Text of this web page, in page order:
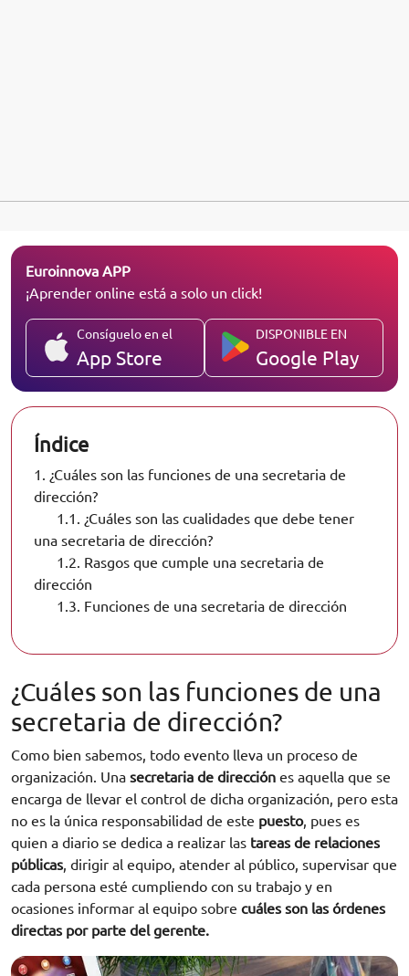
Euroinnova APP
¡Aprender online está a solo un click!
Consíguelo en el
App Store
DISPONIBLE EN
Google Play
Índice
1. ¿Cuáles son las funciones de una secretaria de
dirección?
1.1. ¿Cuáles son las cualidades que debe tener
una secretaria de dirección?
1.2. Rasgos que cumple una secretaria de
dirección
1.3. Funciones de una secretaria de dirección
¿Cuáles son las funciones de una
secretaria de dirección?
Como bien sabemos, todo evento lleva un proceso de
organización. Una secretaria de dirección es aquella que se
encarga de llevar el control de dicha organización, pero esta
no es la única responsabilidad de este puesto, pues es
quien a diario se dedica a realizar las tareas de relaciones
públicas, dirigir al equipo, atender al público, supervisar que
cada persona esté cumpliendo con su trabajo y en
ocasiones informar al equipo sobre cuáles son las órdenes
directas por parte del gerente.